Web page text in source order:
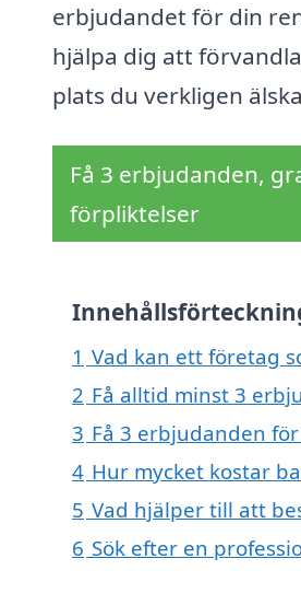
erbjudandet för din
hjälpa dig att
plats du verkligen
Få 3 erbjudanden,
förpliktelser
1 Vad kan ett företag
2 Få alltid minst 3
3 Få 3 erbjudanden
4 Hur mycket kostar
5 Vad hjälper till att
6 Sök efter en